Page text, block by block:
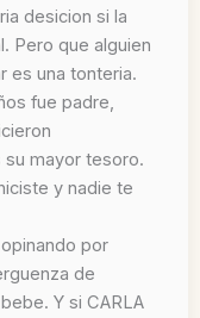
desicion si la
Pero que alguien
es una tonteria.
fue padre,
mayor tesoro.
y nadie te
por
de
Y si CARLA